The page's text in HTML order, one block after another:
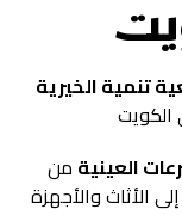
تنمية الخيرية
الكويت
العينية من
الأثاث والأجهزة